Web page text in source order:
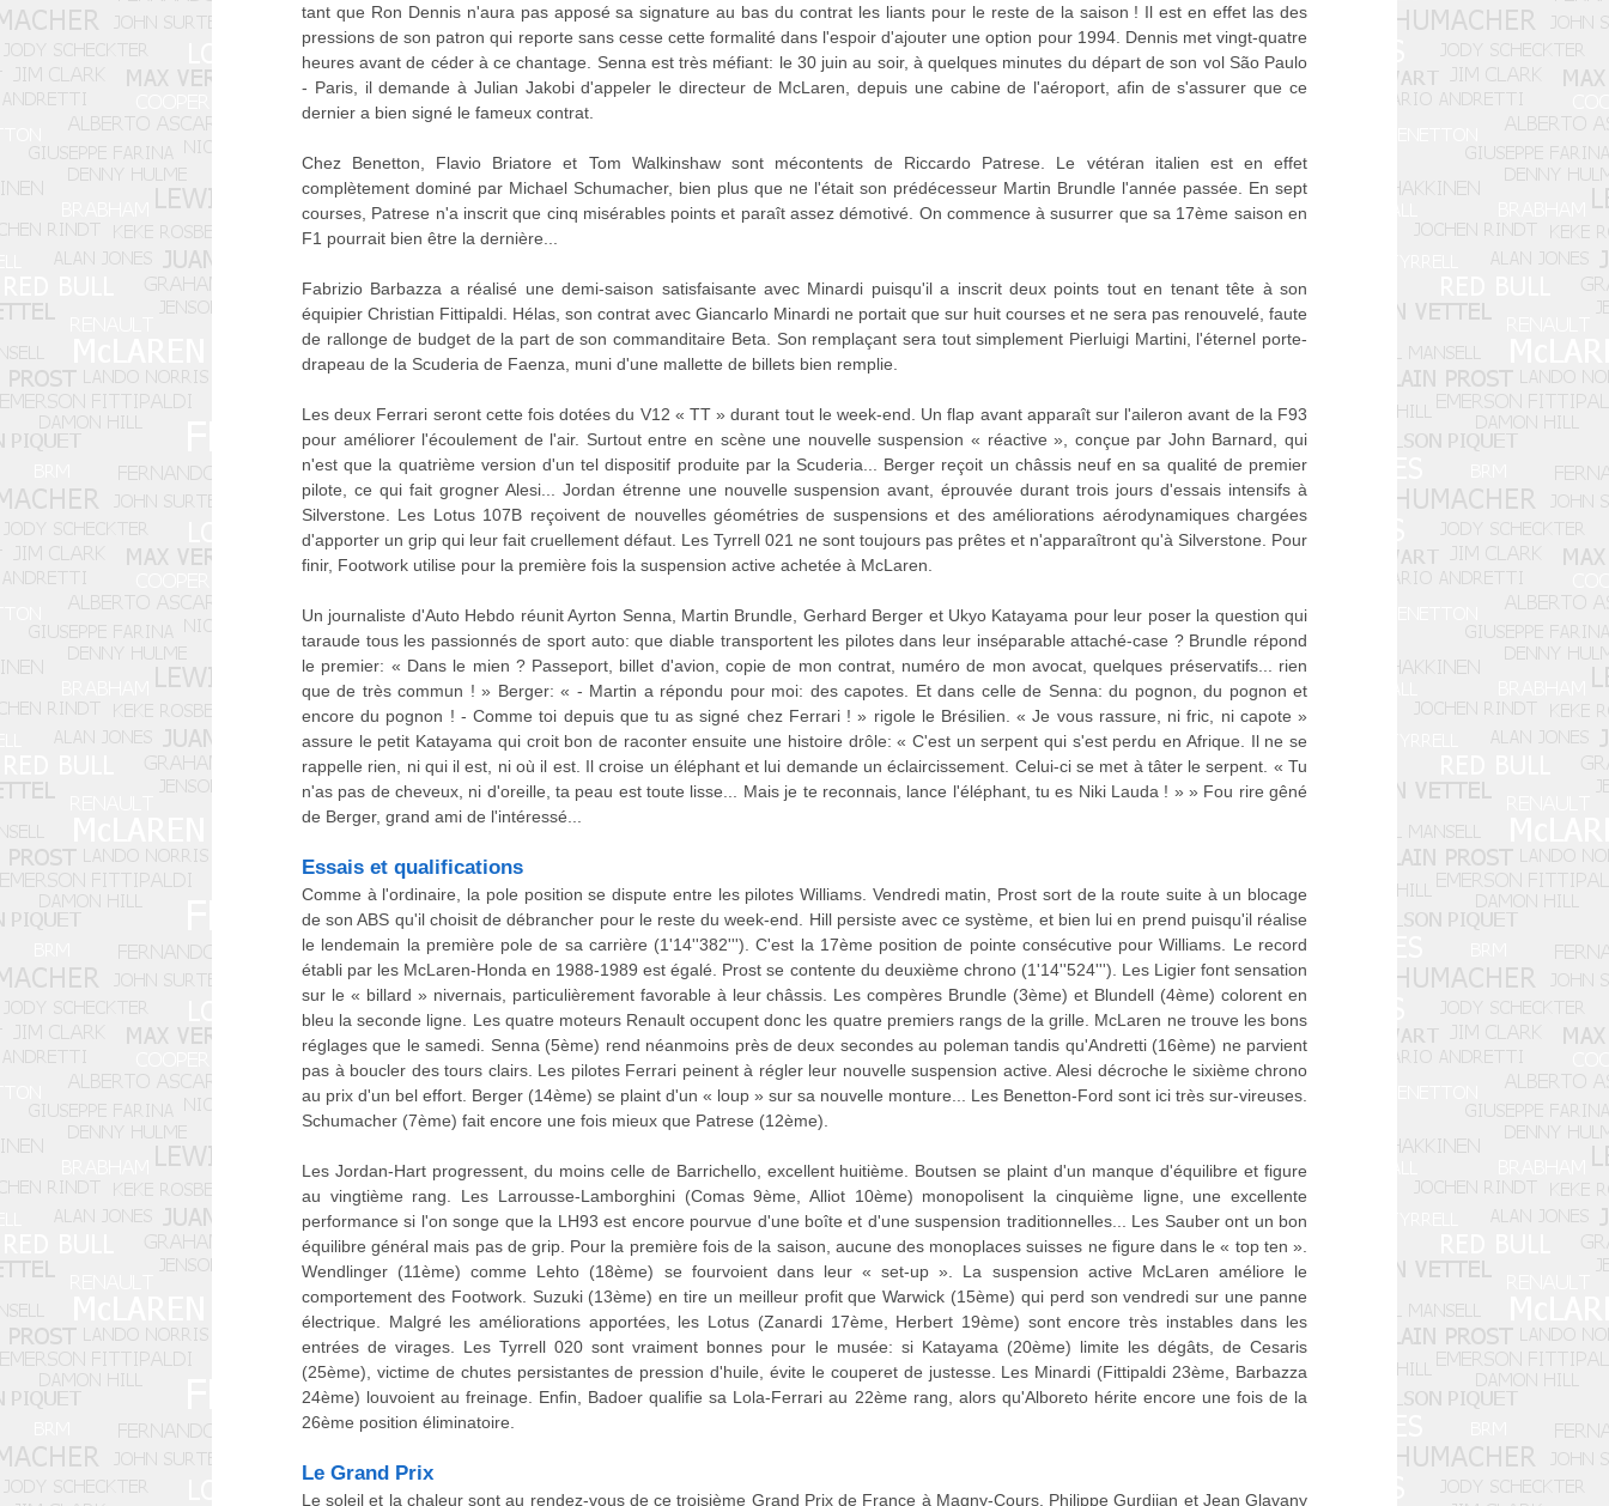
tant que Ron Dennis n'aura pas apposé sa signature au bas du contrat les liants pour le reste de la saison ! Il est en effet las des
pressions de son patron qui reporte sans cesse cette formalité dans l'espoir d'ajouter une option pour 1994. Dennis met vingt-quatre
heures avant de céder à ce chantage. Senna est très méfiant: le 30 juin au soir, à quelques minutes du départ de son vol São Paulo
- Paris, il demande à Julian Jakobi d'appeler le directeur de McLaren, depuis une cabine de l'aéroport, afin de s'assurer que ce
dernier a bien signé le fameux contrat.
Chez Benetton, Flavio Briatore et Tom Walkinshaw sont mécontents de Riccardo Patrese. Le vétéran italien est en effet
complètement dominé par Michael Schumacher, bien plus que ne l'était son prédécesseur Martin Brundle l'année passée. En sept
courses, Patrese n'a inscrit que cinq misérables points et paraît assez démotivé. On commence à susurrer que sa 17ème saison en
F1 pourrait bien être la dernière...
Fabrizio Barbazza a réalisé une demi-saison satisfaisante avec Minardi puisqu'il a inscrit deux points tout en tenant tête à son
équipier Christian Fittipaldi. Hélas, son contrat avec Giancarlo Minardi ne portait que sur huit courses et ne sera pas renouvelé, faute
de rallonge de budget de la part de son commanditaire Beta. Son remplaçant sera tout simplement Pierluigi Martini, l'éternel porte-
drapeau de la Scuderia de Faenza, muni d'une mallette de billets bien remplie.
Les deux Ferrari seront cette fois dotées du V12 « TT » durant tout le week-end. Un flap avant apparaît sur l'aileron avant de la F93
pour améliorer l'écoulement de l'air. Surtout entre en scène une nouvelle suspension « réactive », conçue par John Barnard, qui
n'est que la quatrième version d'un tel dispositif produite par la Scuderia... Berger reçoit un châssis neuf en sa qualité de premier
pilote, ce qui fait grogner Alesi... Jordan étrenne une nouvelle suspension avant, éprouvée durant trois jours d'essais intensifs à
Silverstone. Les Lotus 107B reçoivent de nouvelles géométries de suspensions et des améliorations aérodynamiques chargées
d'apporter un grip qui leur fait cruellement défaut. Les Tyrrell 021 ne sont toujours pas prêtes et n'apparaîtront qu'à Silverstone. Pour
finir, Footwork utilise pour la première fois la suspension active achetée à McLaren.
Un journaliste d'Auto Hebdo réunit Ayrton Senna, Martin Brundle, Gerhard Berger et Ukyo Katayama pour leur poser la question qui
taraude tous les passionnés de sport auto: que diable transportent les pilotes dans leur inséparable attaché-case ? Brundle répond
le premier: « Dans le mien ? Passeport, billet d'avion, copie de mon contrat, numéro de mon avocat, quelques préservatifs... rien
que de très commun ! » Berger: « - Martin a répondu pour moi: des capotes. Et dans celle de Senna: du pognon, du pognon et
encore du pognon ! - Comme toi depuis que tu as signé chez Ferrari ! » rigole le Brésilien. « Je vous rassure, ni fric, ni capote »
assure le petit Katayama qui croit bon de raconter ensuite une histoire drôle: « C'est un serpent qui s'est perdu en Afrique. Il ne se
rappelle rien, ni qui il est, ni où il est. Il croise un éléphant et lui demande un éclaircissement. Celui-ci se met à tâter le serpent. « Tu
n'as pas de cheveux, ni d'oreille, ta peau est toute lisse... Mais je te reconnais, lance l'éléphant, tu es Niki Lauda ! » » Fou rire gêné
de Berger, grand ami de l'intéressé...
Essais et qualifications
Comme à l'ordinaire, la pole position se dispute entre les pilotes Williams. Vendredi matin, Prost sort de la route suite à un blocage
de son ABS qu'il choisit de débrancher pour le reste du week-end. Hill persiste avec ce système, et bien lui en prend puisqu'il réalise
le lendemain la première pole de sa carrière (1'14''382'''). C'est la 17ème position de pointe consécutive pour Williams. Le record
établi par les McLaren-Honda en 1988-1989 est égalé. Prost se contente du deuxième chrono (1'14''524'''). Les Ligier font sensation
sur le « billard » nivernais, particulièrement favorable à leur châssis. Les compères Brundle (3ème) et Blundell (4ème) colorent en
bleu la seconde ligne. Les quatre moteurs Renault occupent donc les quatre premiers rangs de la grille. McLaren ne trouve les bons
réglages que le samedi. Senna (5ème) rend néanmoins près de deux secondes au poleman tandis qu'Andretti (16ème) ne parvient
pas à boucler des tours clairs. Les pilotes Ferrari peinent à régler leur nouvelle suspension active. Alesi décroche le sixième chrono
au prix d'un bel effort. Berger (14ème) se plaint d'un « loup » sur sa nouvelle monture... Les Benetton-Ford sont ici très sur-vireuses.
Schumacher (7ème) fait encore une fois mieux que Patrese (12ème).
Les Jordan-Hart progressent, du moins celle de Barrichello, excellent huitième. Boutsen se plaint d'un manque d'équilibre et figure
au vingtième rang. Les Larrousse-Lamborghini (Comas 9ème, Alliot 10ème) monopolisent la cinquième ligne, une excellente
performance si l'on songe que la LH93 est encore pourvue d'une boîte et d'une suspension traditionnelles... Les Sauber ont un bon
équilibre général mais pas de grip. Pour la première fois de la saison, aucune des monoplaces suisses ne figure dans le « top ten ».
Wendlinger (11ème) comme Lehto (18ème) se fourvoient dans leur « set-up ». La suspension active McLaren améliore le
comportement des Footwork. Suzuki (13ème) en tire un meilleur profit que Warwick (15ème) qui perd son vendredi sur une panne
électrique. Malgré les améliorations apportées, les Lotus (Zanardi 17ème, Herbert 19ème) sont encore très instables dans les
entrées de virages. Les Tyrrell 020 sont vraiment bonnes pour le musée: si Katayama (20ème) limite les dégâts, de Cesaris
(25ème), victime de chutes persistantes de pression d'huile, évite le couperet de justesse. Les Minardi (Fittipaldi 23ème, Barbazza
24ème) louvoient au freinage. Enfin, Badoer qualifie sa Lola-Ferrari au 22ème rang, alors qu'Alboreto hérite encore une fois de la
26ème position éliminatoire.
Le Grand Prix
Le soleil et la chaleur sont au rendez-vous de ce troisième Grand Prix de France à Magny-Cours. Philippe Gurdjian et Jean Glavany